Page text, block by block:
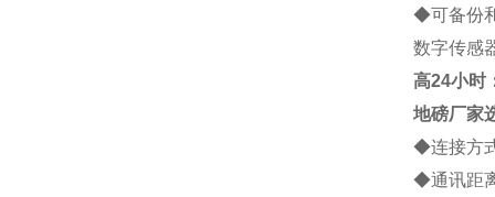
◆可备份
数字传感
高24小时
地磅厂家
◆连接方
◆通讯距